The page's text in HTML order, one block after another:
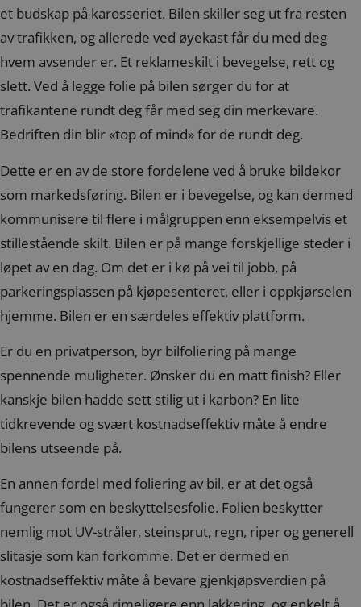
et budskap på karosseriet. Bilen skiller seg ut fra resten
av trafikken, og allerede ved øyekast får du med deg
hvem avsender er. Et reklameskilt i bevegelse, rett og
slett. Ved å legge folie på bilen sørger du for at
trafikantene rundt deg får med seg din merkevare.
Bedriften din blir «top of mind» for de rundt deg.
Dette er en av de store fordelene ved å bruke bildekor
som markedsføring. Bilen er i bevegelse, og kan dermed
kommunisere til flere i målgruppen enn eksempelvis et
stillestående skilt. Bilen er på mange forskjellige steder i
løpet av en dag. Om det er i kø på vei til jobb, på
parkeringsplassen på kjøpesenteret, eller i oppkjørselen
hjemme. Bilen er en særdeles effektiv plattform.
Er du en privatperson, byr bilfoliering på mange
spennende muligheter. Ønsker du en matt finish? Eller
kanskje bilen hadde sett stilig ut i karbon? En lite
tidkrevende og svært kostnadseffektiv måte å endre
bilens utseende på.
En annen fordel med foliering av bil, er at det også
fungerer som en beskyttelsesfolie. Folien beskytter
nemlig mot UV-stråler, steinsprut, regn, riper og generell
slitasje som kan forkomme. Det er dermed en
kostnadseffektiv måte å bevare gjenkjøpsverdien på